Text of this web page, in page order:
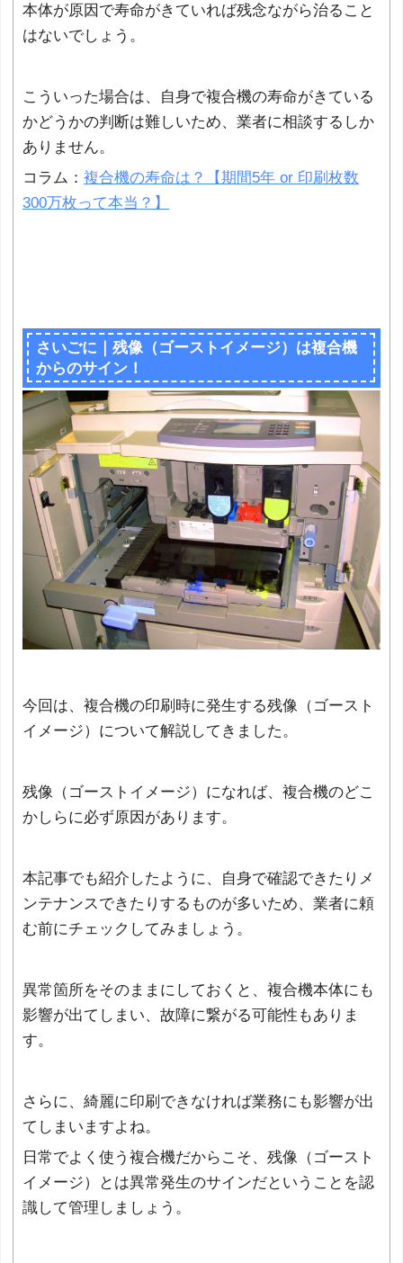
本体が原因で寿命がきていれば残念ながら治ること
はないでしょう。
こういった場合は、自身で複合機の寿命がきている
かどうかの判断は難しいため、業者に相談するしか
ありません。
コラム： 複合機の寿命は？【期間5年 or 印刷枚数
300万枚って本当？】
さいごに｜残像（ゴーストイメージ）は複合機
からのサイン！
今回は、複合機の印刷時に発生する残像（ゴースト
イメージ）について解説してきました。
残像（ゴーストイメージ）になれば、複合機のどこ
かしらに必ず原因があります。
本記事でも紹介したように、自身で確認できたりメ
ンテナンスできたりするものが多いため、業者に頼
む前にチェックしてみましょう。
異常箇所をそのままにしておくと、複合機本体にも
影響が出てしまい、故障に繋がる可能性もありま
す。
さらに、綺麗に印刷できなければ業務にも影響が出
てしまいますよね。
日常でよく使う複合機だからこそ、残像（ゴースト
イメージ）とは異常発生のサインだということを認
識して管理しましょう。